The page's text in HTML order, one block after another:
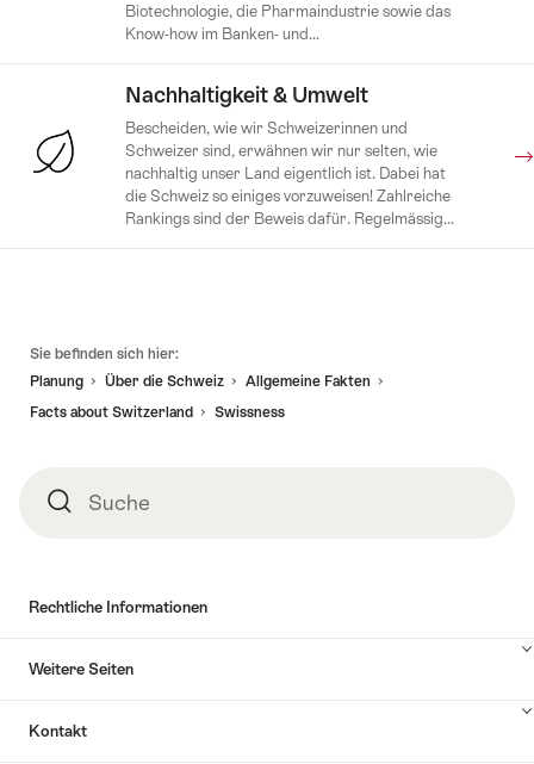
Biotechnologie, die Pharmaindustrie sowie das
Know-how im Banken- und...
Nachhaltigkeit & Umwelt
Bescheiden, wie wir Schweizerinnen und
Schweizer sind, erwähnen wir nur selten, wie
nachhaltig unser Land eigentlich ist. Dabei hat
die Schweiz so einiges vorzuweisen! Zahlreiche
Rankings sind der Beweis dafür. Regelmässig...
Sie befinden sich hier:
Planung
Über die Schweiz
Allgemeine Fakten
Facts about Switzerland
Swissness
SucheSuche
Rechtliche Informationen
Weitere Seiten
Kontakt